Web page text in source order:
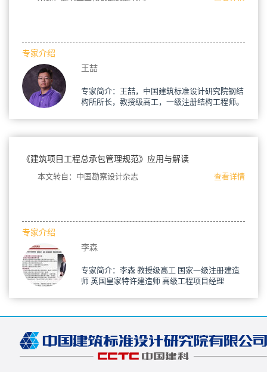
专家介绍
王喆
专家简介：王喆，中国建筑标准设计研究院钢结
构所所长，教授级高工，一级注册结构工程师。​
《建筑项目工程总承包管理规范》应用与解读
本文转自：中国勘察设计杂志
查看详情
专家介绍
李森
专家简介：李森 教授级高工 国家一级注册建造
师 英国皇家特许建造师 高级工程项目经理